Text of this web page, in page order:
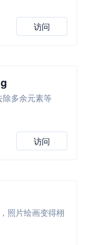
访问
除多余元素等
访问
照片绘画变得栩